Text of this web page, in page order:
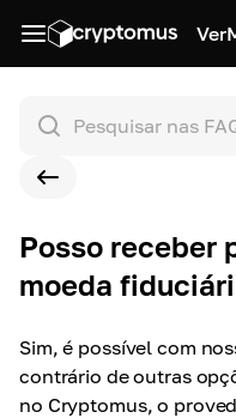
Ver
Posso receber
moeda
Sim, é possível com
contrário de outras
no Cryptomus, o